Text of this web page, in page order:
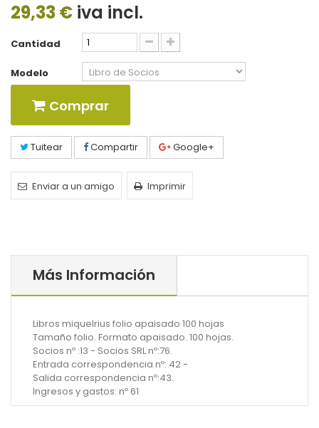
29,33 € iva incl.
Cantidad
Modelo
Comprar
Tuitear Compartir Google+
Enviar a un amigo Imprimir
Más Información
Libros miquelrius folio apaisado 100 hojas
Tamaño folio. Formato apaisado. 100 hojas.
Socios nº :13 - Socios SRL nº:76.
Entrada correspondencia nº: 42 -
Salida correspondencia nº:43.
Ingresos y gastos: nº 61